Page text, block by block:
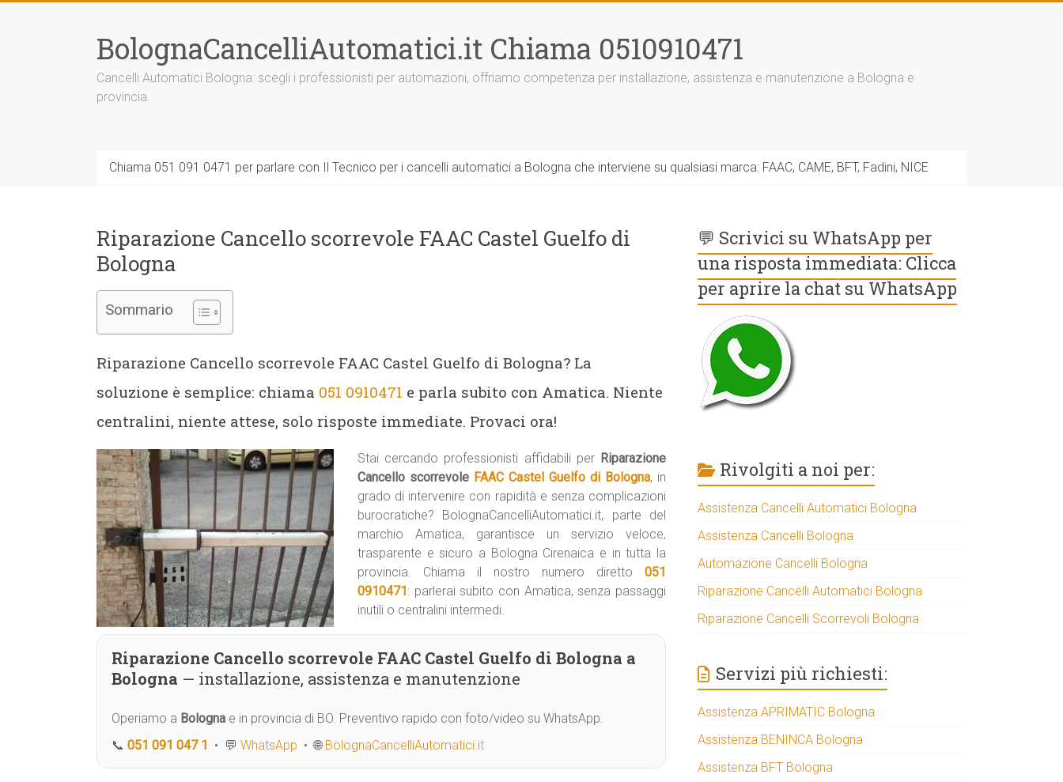
BolognaCancelliAutomatici.it Chiama 0510910471
Cancelli Automatici Bologna: scegli i professionisti per automazioni, offriamo competenza per installazione, assistenza e manutenzione a Bologna e
provincia.
Chiama 051 091 0471 per parlare con Il Tecnico per i cancelli automatici a Bologna che interviene su qualsiasi marca: FAAC, CAME, BFT, Fadini, NICE
Riparazione Cancello scorrevole FAAC Castel Guelfo di
Bologna
Sommario
Riparazione Cancello scorrevole FAAC Castel Guelfo di Bologna? La
soluzione è semplice: chiama 051 0910471 e parla subito con Amatica. Niente
centralini, niente attese, solo risposte immediate. Provaci ora!
Stai cercando professionisti affidabili per Riparazione
Cancello scorrevole FAAC Castel Guelfo di Bologna, in
grado di intervenire con rapidità e senza complicazioni
burocratiche? BolognaCancelliAutomatici.it, parte del
marchio Amatica, garantisce un servizio veloce,
trasparente e sicuro a Bologna Cirenaica e in tutta la
provincia. Chiama il nostro numero diretto 051
0910471: parlerai subito con Amatica, senza passaggi
inutili o centralini intermedi.
Riparazione Cancello scorrevole FAAC Castel Guelfo di Bologna a
Bologna — installazione, assistenza e manutenzione
Operiamo a Bologna e in provincia di BO. Preventivo rapido con foto/video su WhatsApp.
📞 051 091 047 1 • 💬 WhatsApp • 🌐 BolognaCancelliAutomatici.it
💬 Scrivici su WhatsApp per
una risposta immediata: Clicca
per aprire la chat su WhatsApp
Rivolgiti a noi per:
Assistenza Cancelli Automatici Bologna
Assistenza Cancelli Bologna
Automazione Cancelli Bologna
Riparazione Cancelli Automatici Bologna
Riparazione Cancelli Scorrevoli Bologna
Servizi più richiesti:
Assistenza APRIMATIC Bologna
Assistenza BENINCA Bologna
Assistenza BFT Bologna